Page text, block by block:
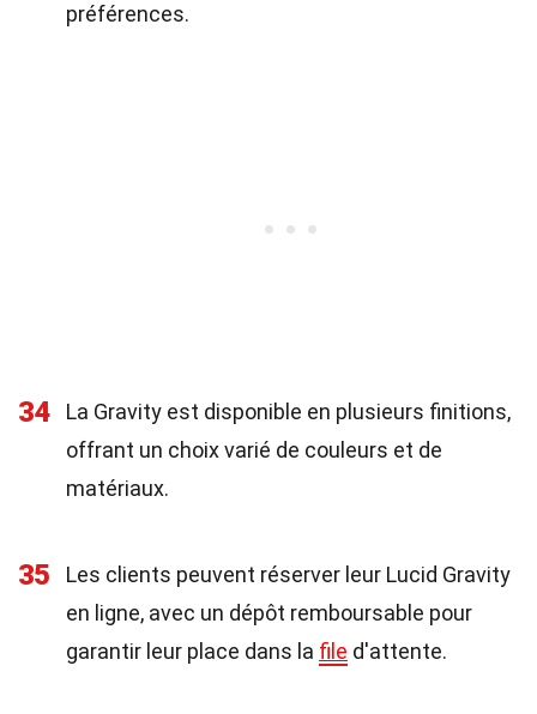
préférences.
34
La Gravity est disponible en plusieurs finitions,
offrant un choix varié de couleurs et de
matériaux.
35
Les clients peuvent réserver leur Lucid Gravity
en ligne, avec un dépôt remboursable pour
garantir leur place dans la file d'attente.